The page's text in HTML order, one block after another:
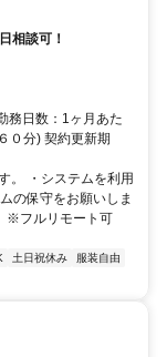
相談可！
務日数：1ヶ月あた
０分) 契約更新期
。 ・システムを利用
の保守をお願いしま
※フルリモート可
土日祝休み
服装自由